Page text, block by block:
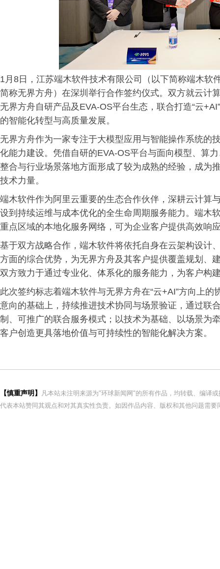
1月8日，江苏端木软件技术有限公司（以下简称端木软
简称无界方舟）在深圳举行合作签约仪式。双方就云计
无界方舟自研产品及EVA-OS平台生态，联合打造“云
的智能化转型与高质量发展。
无界方舟作为一家专注于大模型应用与智能操作系统的
化能力建设。凭借自研的EVA-OS平台与面向模型、算
整合与行业场景落地方面形成了较为成熟的经验，成为
技术力量。
端木软件作为阿里云重要的生态合作伙伴，深耕云计算
设到持续运维与成本优化的全生命周期服务能力。端木
重点区域的本地化服务网络，可为企业客户提供高效响
基于双方战略合作，端木软件将依托自身在云架构设计
方面的综合优势，为无界方舟及其客户提供覆盖规划、
双方致力于通过专业化、体系化的服务能力，为客户构
此次签约标志着端木软件与无界方舟在“云+AI”方向上
意向的基础上，持续推进技术协同与场景验证，通过联
制、可推广的联合服务模式；以技术为基础、以场景为
客户创造更具落地价值与可持续性的智能化解决方案。
【慎重声明】
凡本站未注明来源为"环球新闻网"的所有作品，均转载、编译
代表本站赞同其观点和对其真实性负责。如因作品内容、版权和其他问题需